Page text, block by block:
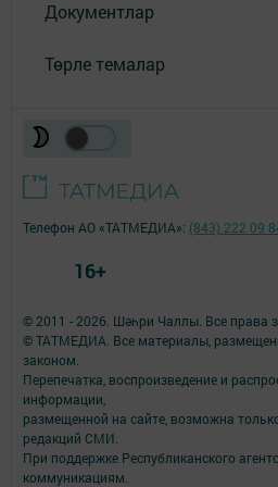
Документлар
Төрле темалар
© 2011 - 2026. Шәһри Чаллы. Все права
© ТАТМЕДИА. Все материалы,
законом.
Перепечатка, воспроизведение и
информации,
размещенной на сайте, возможна
редакций СМИ.
При поддержке Республиканского
коммуникациям.
Телефон АО «ТАТМЕДИА»: (843) 222 09
16+